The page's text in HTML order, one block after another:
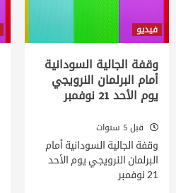
فيديو
وقفة الجالية السودانية
أمام البرلمان النرويجي
يوم الأحد 21 نوفمبر
قبل 5 سنوات
وقفة الجالية السودانية أمام
البرلمان النرويجي يوم الأحد
21 نوفمبر